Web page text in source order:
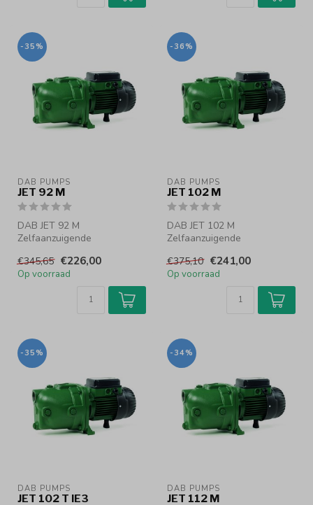
-35%
DAB PUMPS
JET 92 M
DAB JET 92 M
Zelfaanzuigende
Zelfaanzuigende
centrifugaalpompe...
€345,65 €226,00
Op voorraad
-36%
DAB PUMPS
JET 102 M
DAB JET 102 M
Zelfaanzuigende
Zelfaanzuigende
centrifugaalpomp...
€375,10 €241,00
Op voorraad
-35%
DAB PUMPS
JET 102 T IE3
-34%
DAB PUMPS
JET 112 M